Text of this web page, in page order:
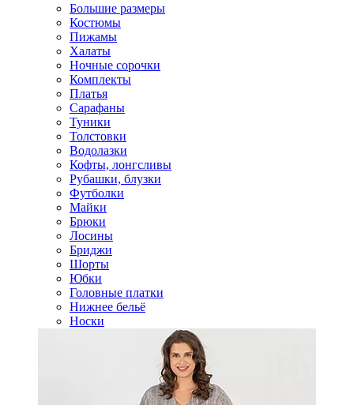
Большие размеры
Костюмы
Пижамы
Халаты
Ночные сорочки
Комплекты
Платья
Сарафаны
Туники
Толстовки
Водолазки
Кофты, лонгсливы
Рубашки, блузки
Футболки
Майки
Брюки
Лосины
Бриджи
Шорты
Юбки
Головные платки
Нижнее бельё
Носки